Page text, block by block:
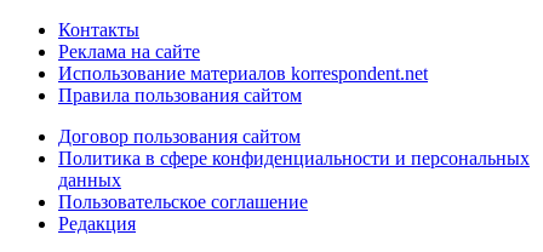
Контакты
Реклама на сайте
Использование материалов korrespondent.net
Правила пользования сайтом
Договор пользования сайтом
Политика в сфере конфиденциальности и персональных
данных
Пользовательское соглашение
Редакция